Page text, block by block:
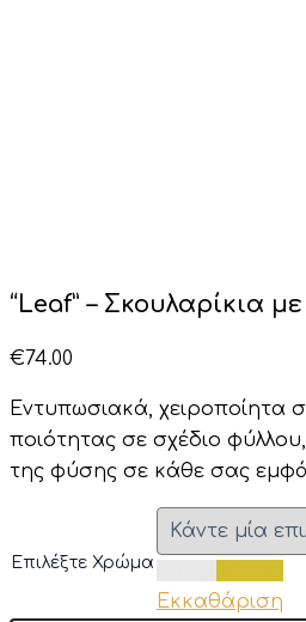
“Leaf” – Σκουλαρίκια
€74.00
Εντυπωσιακά, χειροποίητα
ποιότητας σε σχέδιο
της φύσης σε κάθε σας
Επιλέξτε Χρώμα
Εκκαθάριση